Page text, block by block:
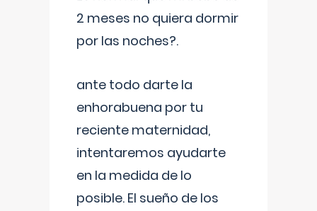
2 meses no quiera dormir
por las noches?.
ante todo darte la
enhorabuena por tu
reciente maternidad,
intentaremos ayudarte
en la medida de lo
posible. El sueño de los